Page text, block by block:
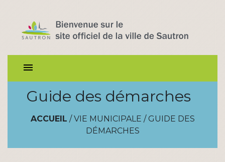
menu
Guide des démarches
ACCUEIL / VIE MUNICIPALE / GUIDE DES
DÉMARCHES